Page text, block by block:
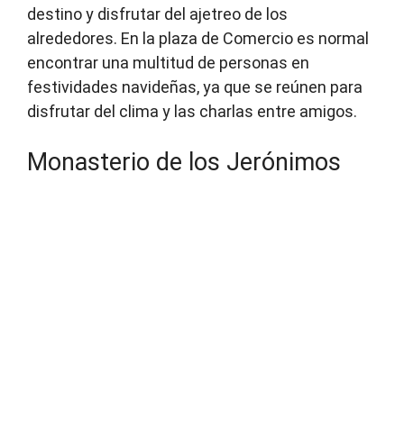
destino y disfrutar del ajetreo de los
alrededores. En la plaza de Comercio es normal
encontrar una multitud de personas en
festividades navideñas, ya que se reúnen para
disfrutar del clima y las charlas entre amigos.
Monasterio de los Jerónimos